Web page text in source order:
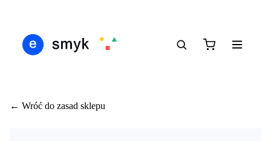
← Wróć do zasad sklepu